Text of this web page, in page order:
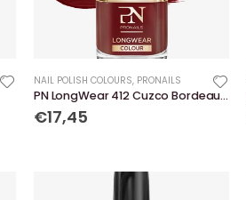
NAIL POLISH COLOURS, PRONAILS
PN LongWear 412 Cuzco Bordeaux 10 ml
€17,45